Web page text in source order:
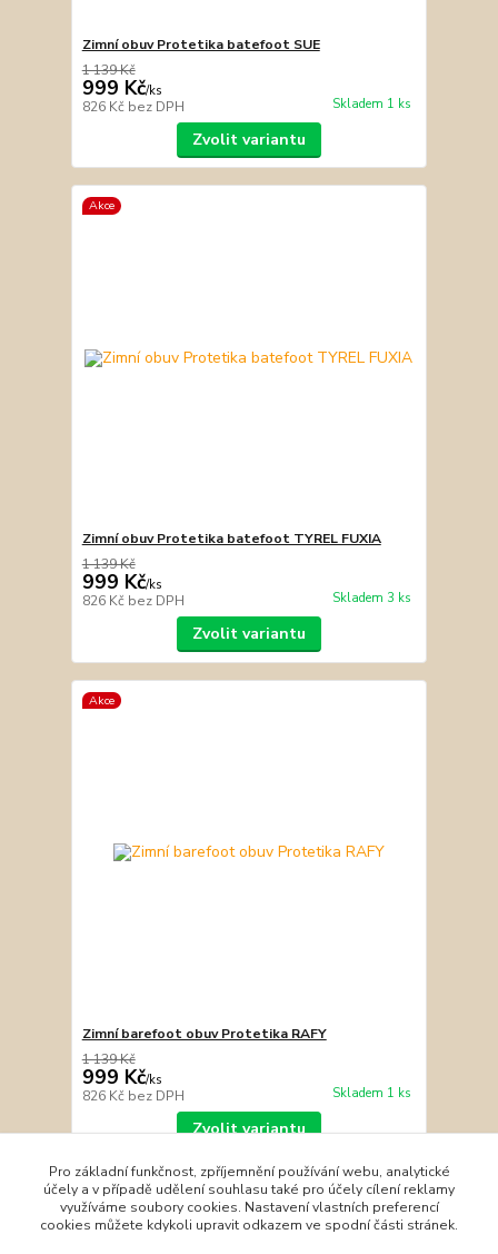
Zimní obuv Protetika batefoot SUE
1 139 Kč
999 Kč/ks
826 Kč bez DPH Skladem 1 ks
Zvolit variantu
Akce
Zimní obuv Protetika batefoot TYREL FUXIA
1 139 Kč
999 Kč/ks
826 Kč bez DPH Skladem 3 ks
Zvolit variantu
Akce
Zimní barefoot obuv Protetika RAFY
1 139 Kč
999 Kč/ks
826 Kč bez DPH Skladem 1 ks
Zvolit variantu
strana z 1
Pro základní funkčnost, zpříjemnění používání webu, analytické
účely a v případě udělení souhlasu také pro účely cílení reklamy
využíváme soubory cookies. Nastavení vlastních preferencí
cookies můžete kdykoli upravit odkazem ve spodní části stránek.